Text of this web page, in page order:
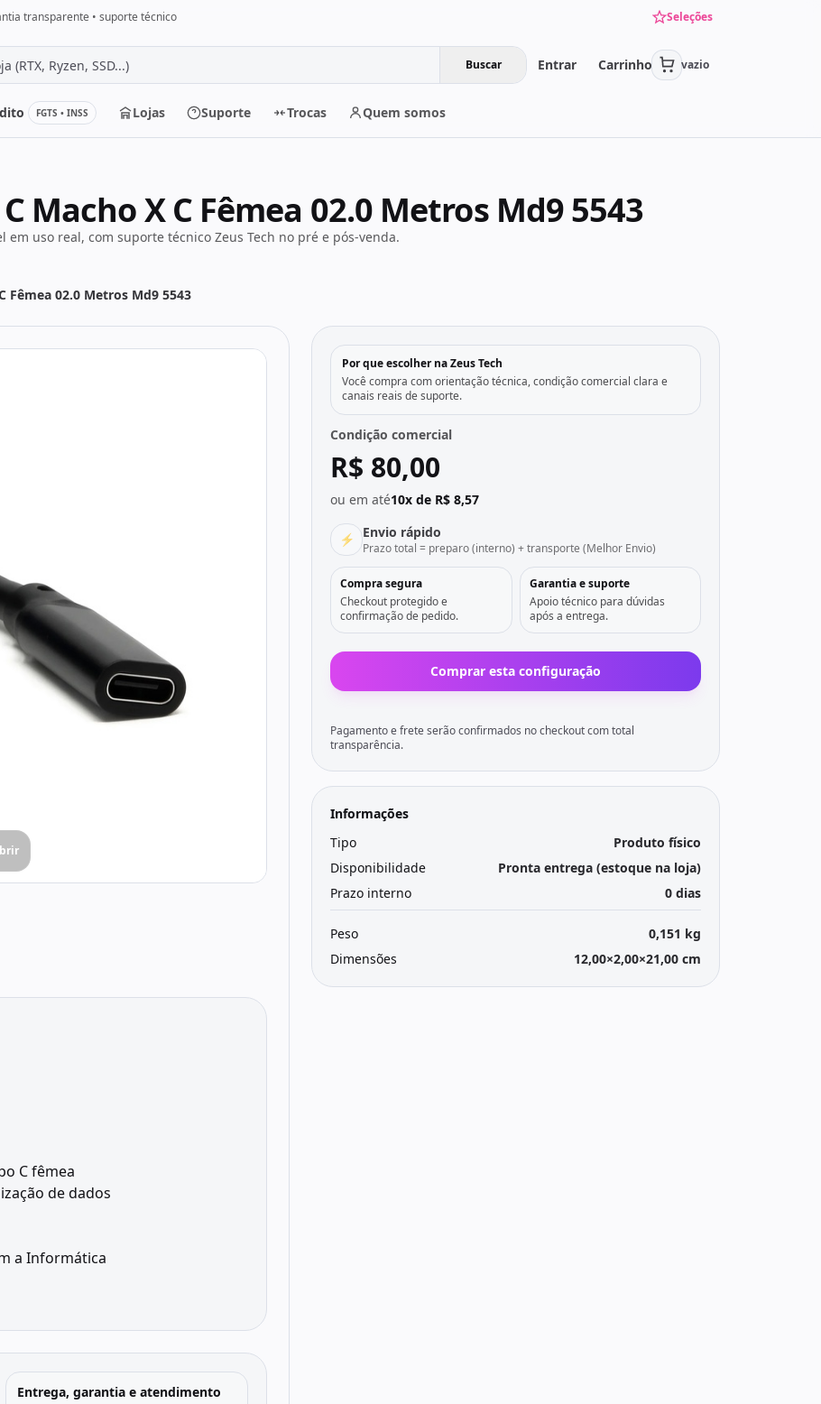
transparente • suporte técnico Seleções
Buscar Entrar Carrinho vazio
FGTS • INSS Lojas Suporte Trocas Quem somos
Macho X C Fêmea 02.0 Metros Md9 5543
uso real, com suporte técnico Zeus Tech no pré e pós-venda.
Fêmea 02.0 Metros Md9 5543
C fêmea
de dados
a Informática
Entrega, garantia e atendimento
Por que escolher na Zeus Tech
Você compra com orientação técnica, condição comercial clara e
canais reais de suporte.
Condição comercial
R$ 80,00
ou em até10x de R$ 8,57
⚡ Envio rápido
Prazo total = preparo (interno) + transporte (Melhor Envio)
Compra segura
Checkout protegido e
confirmação de pedido.
Garantia e suporte
Apoio técnico para dúvidas
após a entrega.
Comprar esta configuração
Pagamento e frete serão confirmados no checkout com total
transparência.
Informações
Tipo
Produto físico
Disponibilidade
Pronta entrega (estoque na loja)
Prazo interno
0 dias
Peso
0,151 kg
Dimensões
12,00×2,00×21,00 cm